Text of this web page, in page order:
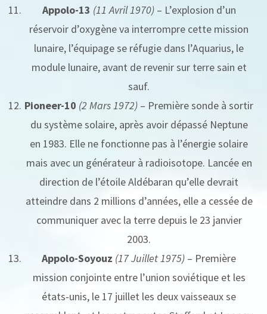
Appolo-13 (11 Avril 1970)– L’explosion d’un
réservoir d’oxygène va interrompre cette mission
lunaire, l’équipage se réfugie dans l’Aquarius, le
module lunaire, avant de revenir sur terre sain et
sauf.
Pioneer-10 (2 Mars 1972) – Première sonde à sortir
du système solaire, après avoir dépassé Neptune
en 1983. Elle ne fonctionne pas à l’énergie solaire
mais avec un générateur à radioisotope. Lancée en
direction de l’étoile Aldébaran qu’elle devrait
atteindre dans 2 millions d’années, elle a cessée de
communiquer avec la terre depuis le 23 janvier
2003.
Appolo-Soyouz (17 Juillet 1975) – Première
mission conjointe entre l’union soviétique et les
états-unis, le 17 juillet les deux vaisseaux se